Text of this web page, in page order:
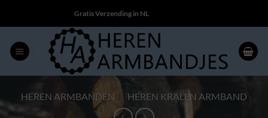
Gratis Verzending in NL
HEREN ARMBANDEN / HEREN KRALEN ARMBAND